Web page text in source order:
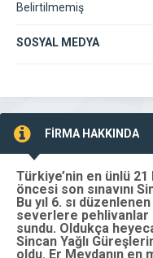
Belirtilmemiş
SOSYAL MEDYA
FİRMA HAKKINDA
Türkiye’nin en ünlü 21
öncesi son sınavını
Bu yıl 6. sı
severlere
sundu. Oldukça
Sincan Yağlı
oldu. Er Meydanın en